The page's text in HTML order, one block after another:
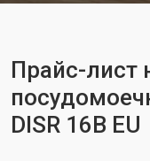
Прайс-лист
DISR 16B EU